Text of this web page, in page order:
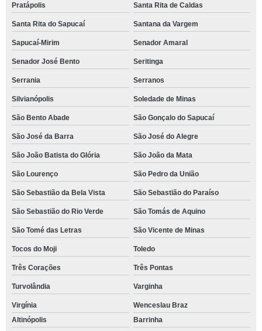
Pratápolis Santa Rita de Caldas
Santa Rita do Sapucaí Santana da Vargem
Sapucaí-Mirim Senador Amaral
Senador José Bento Seritinga
Serrania Serranos
Silvianópolis Soledade de Minas
São Bento Abade São Gonçalo do Sapucaí
São José da Barra São José do Alegre
São João Batista do Glória São João da Mata
São Lourenço São Pedro da União
São Sebastião da Bela Vista São Sebastião do Paraíso
São Sebastião do Rio Verde São Tomás de Aquino
São Tomé das Letras São Vicente de Minas
Tocos do Moji Toledo
Três Corações Três Pontas
Turvolândia Varginha
Virgínia
Wenceslau Braz
Altinópolis
Barrinha